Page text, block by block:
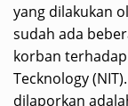
yang dilakukan
sudah ada
korban
Tecknology
dilaporkan